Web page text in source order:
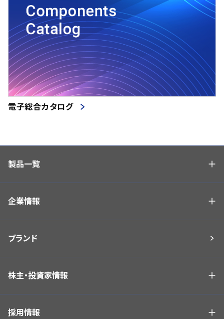
電子総合カタログ
製品一覧
企業情報
ブランド
株主・投資家情報
採用情報